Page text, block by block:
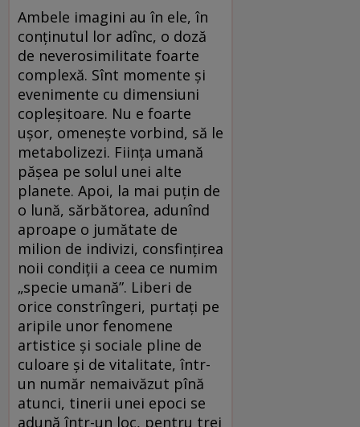
Ambele imagini au în ele, în
conținutul lor adînc, o doză
de neverosimilitate foarte
complexă. Sînt momente și
evenimente cu dimensiuni
copleșitoare. Nu e foarte
ușor, omenește vorbind, să le
metabolizezi. Ființa umană
pășea pe solul unei alte
planete. Apoi, la mai puțin de
o lună, sărbătorea, adunînd
aproape o jumătate de
milion de indivizi, consfințirea
noii condiții a ceea ce numim
„specie umană”. Liberi de
orice constrîngeri, purtați pe
aripile unor fenomene
artistice și sociale pline de
culoare și de vitalitate, într-
un număr nemaivăzut pînă
atunci, tinerii unei epoci se
adună într-un loc, pentru trei